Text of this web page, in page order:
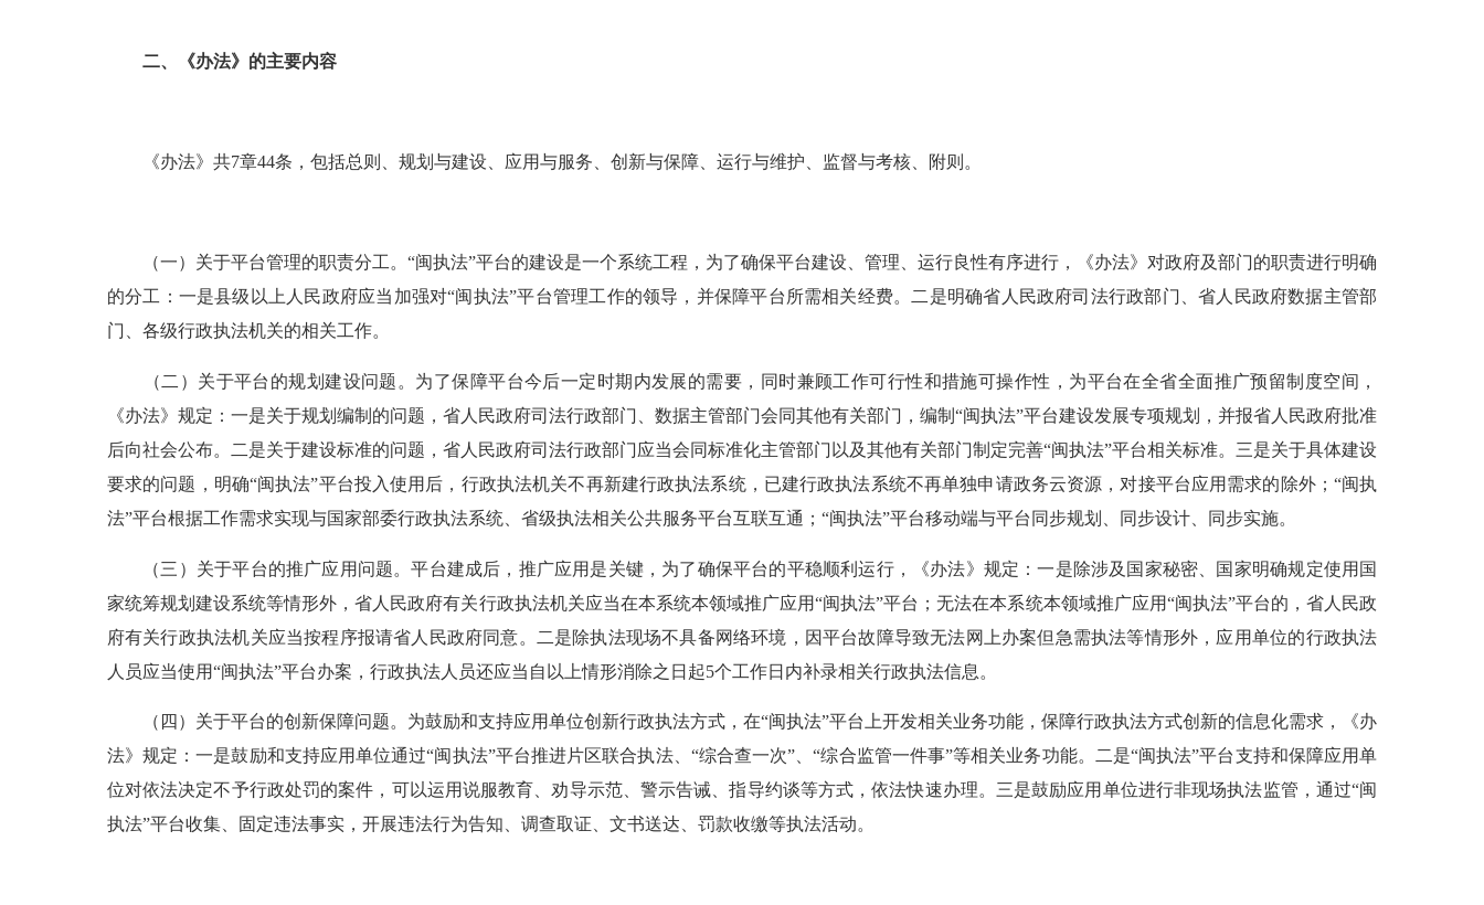
二、《办法》的主要内容
《办法》共7章44条，包括总则、规划与建设、应用与服务、创新与保障、运行与维护、监督与考核、附则。
（一）关于平台管理的职责分工。“闽执法”平台的建设是一个系统工程，为了确保平台建设、管理、运行良性有序进行，《办法》对政府及部门的职责进行明确
的分工：一是县级以上人民政府应当加强对“闽执法”平台管理工作的领导，并保障平台所需相关经费。二是明确省人民政府司法行政部门、省人民政府数据主管部
门、各级行政执法机关的相关工作。
（二）关于平台的规划建设问题。为了保障平台今后一定时期内发展的需要，同时兼顾工作可行性和措施可操作性，为平台在全省全面推广预留制度空间，
《办法》规定：一是关于规划编制的问题，省人民政府司法行政部门、数据主管部门会同其他有关部门，编制“闽执法”平台建设发展专项规划，并报省人民政府批准
后向社会公布。二是关于建设标准的问题，省人民政府司法行政部门应当会同标准化主管部门以及其他有关部门制定完善“闽执法”平台相关标准。三是关于具体建设
要求的问题，明确“闽执法”平台投入使用后，行政执法机关不再新建行政执法系统，已建行政执法系统不再单独申请政务云资源，对接平台应用需求的除外；“闽执
法”平台根据工作需求实现与国家部委行政执法系统、省级执法相关公共服务平台互联互通；“闽执法”平台移动端与平台同步规划、同步设计、同步实施。
（三）关于平台的推广应用问题。平台建成后，推广应用是关键，为了确保平台的平稳顺利运行，《办法》规定：一是除涉及国家秘密、国家明确规定使用国
家统筹规划建设系统等情形外，省人民政府有关行政执法机关应当在本系统本领域推广应用“闽执法”平台；无法在本系统本领域推广应用“闽执法”平台的，省人民政
府有关行政执法机关应当按程序报请省人民政府同意。二是除执法现场不具备网络环境，因平台故障导致无法网上办案但急需执法等情形外，应用单位的行政执法
人员应当使用“闽执法”平台办案，行政执法人员还应当自以上情形消除之日起5个工作日内补录相关行政执法信息。
（四）关于平台的创新保障问题。为鼓励和支持应用单位创新行政执法方式，在“闽执法”平台上开发相关业务功能，保障行政执法方式创新的信息化需求，《办
法》规定：一是鼓励和支持应用单位通过“闽执法”平台推进片区联合执法、“综合查一次”、“综合监管一件事”等相关业务功能。二是“闽执法”平台支持和保障应用单
位对依法决定不予行政处罚的案件，可以运用说服教育、劝导示范、警示告诫、指导约谈等方式，依法快速办理。三是鼓励应用单位进行非现场执法监管，通过“闽
执法”平台收集、固定违法事实，开展违法行为告知、调查取证、文书送达、罚款收缴等执法活动。